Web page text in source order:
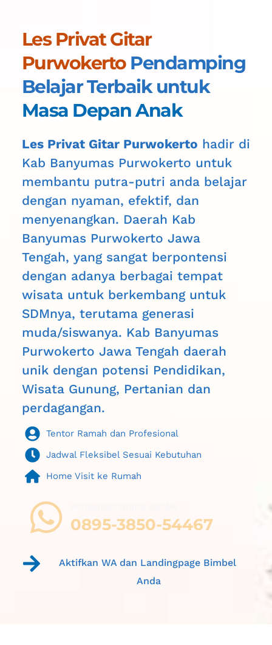
Les Privat Gitar
Purwokerto Pendamping
Belajar Terbaik untuk
Masa Depan Anak
Les Privat Gitar Purwokerto hadir di
Kab Banyumas Purwokerto untuk
membantu putra-putri anda belajar
dengan nyaman, efektif, dan
menyenangkan. Daerah Kab
Banyumas Purwokerto Jawa
Tengah, yang sangat berpontensi
dengan adanya berbagai tempat
wisata untuk berkembang untuk
SDMnya, terutama generasi
muda/siswanya. Kab Banyumas
Purwokerto Jawa Tengah daerah
unik dengan potensi Pendidikan,
Wisata Gunung, Pertanian dan
perdagangan.
Tentor Ramah dan Profesional
Jadwal Fleksibel Sesuai Kebutuhan
Home Visit ke Rumah
0895-3850-54467
Aktifkan WA dan Landingpage Bimbel
Anda